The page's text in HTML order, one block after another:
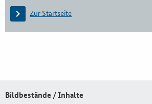
Zur Startseite
Bildbestände / Inhalte